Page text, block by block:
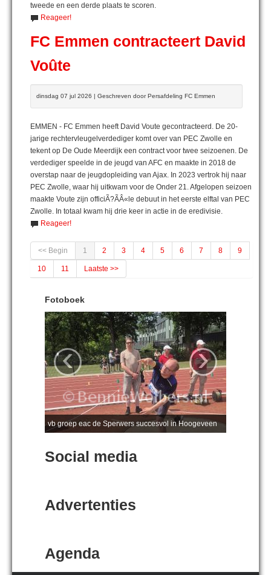
tweede en een derde plaats te scoren.
Reageer!
FC Emmen contracteert David
Voûte
dinsdag 07 jul 2026 | Geschreven door Persafdeling FC Emmen
EMMEN - FC Emmen heeft David Voute gecontracteerd. De 20-
jarige rechtervleugelverdediger komt over van PEC Zwolle en
tekent op De Oude Meerdijk een contract voor twee seizoenen. De
verdediger speelde in de jeugd van AFC en maakte in 2018 de
overstap naar de jeugdopleiding van Ajax. In 2023 vertrok hij naar
PEC Zwolle, waar hij uitkwam voor de Onder 21. Afgelopen seizoen
maakte Voute zijn officiÃ?ÃÂ«le debuut in het eerste elftal van PEC
Zwolle. In totaal kwam hij drie keer in actie in de eredivisie.
Reageer!
<< Begin 1 2 3 4 5 6 7 8 9
10 11 Laatste >>
Fotoboek
vb groep eac de Sperwers succesvol in Hoogeveen
‹ ›
Social media
Advertenties
Agenda